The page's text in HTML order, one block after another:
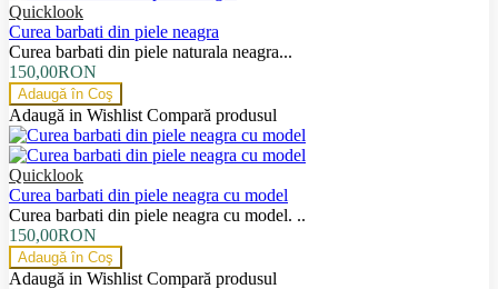
Quicklook
Curea barbati din piele neagra
Curea barbati din piele naturala neagra...
150,00RON
Adaugă în Coş
Adaugă in Wishlist Compară produsul
Quicklook
Curea barbati din piele neagra cu model
Curea barbati din piele neagra cu model. ..
150,00RON
Adaugă în Coş
Adaugă in Wishlist Compară produsul